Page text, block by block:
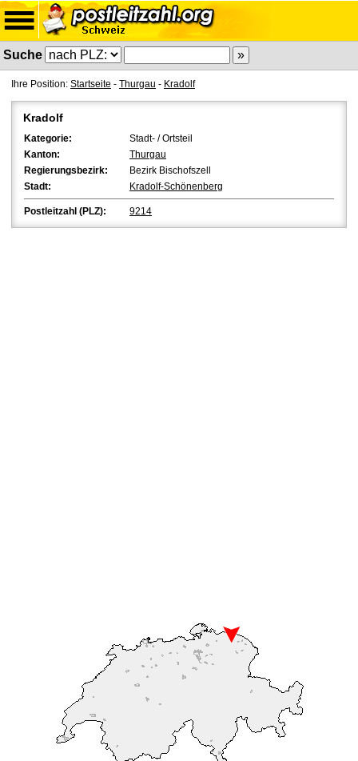
Suche
Ihre Position: Startseite - Thurgau - Kradolf
Kradolf
Kategorie:
Stadt- / Ortsteil
Kanton:
Thurgau
Regierungsbezirk:
Bezirk Bischofszell
Stadt:
Kradolf-Schönenberg
Postleitzahl (PLZ): 9214